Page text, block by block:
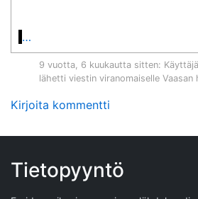
…
9 vuotta, 6 kuukautta sitten:
lähetti viestin viranomaiselle Vaasan
Kirjoita kommentti
Tietopyyntö